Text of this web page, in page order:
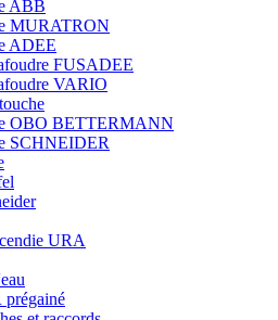
ABB
MURATRON
ADEE
FUSADEE
VARIO
OBO BETTERMANN
SCHNEIDER
URA
prégainé